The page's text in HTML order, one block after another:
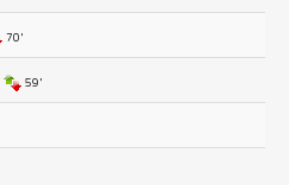
70'
59'